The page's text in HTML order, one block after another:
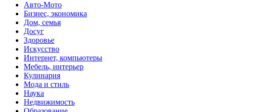
Авто-Мото
Бизнес, экономика
Дом, семья
Досуг
Здоровье
Искусство
Интернет, компьютеры
Мебель, интерьер
Кулинария
Мода и стиль
Наука
Недвижимость